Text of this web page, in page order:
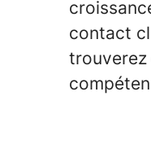
contact
trouverez